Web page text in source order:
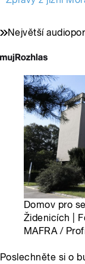
Největší
Domov pro
Židenicích |
MAFRA /
Poslechněte si o